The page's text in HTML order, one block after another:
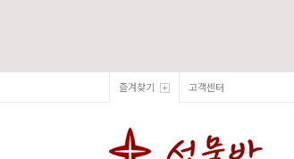
즐겨찾기 고객센터